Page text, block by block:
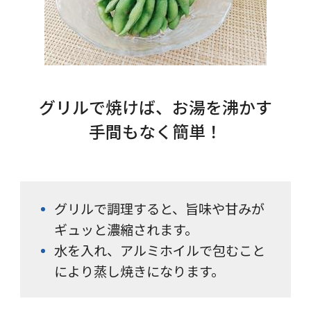
グリルで焼けば、お湯を沸かす
手間もなく簡単！
グリルで調理すると、旨味や甘みが
ギュッと濃縮されます。
水を入れ、アルミホイルで包むこと
により蒸し焼きになります。